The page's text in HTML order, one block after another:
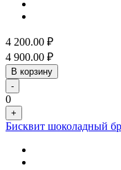
4 200.00 ₽
4 900.00 ₽
В корзину
-
0
+
Бисквит шоколадный